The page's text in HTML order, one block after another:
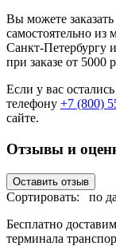
Вы можете
самостоятельно из
Санкт-Петербургу
при заказе от 5000
Если у вас
телефону +7 (800)
сайте.
Отзывы и
Оставить отзыв
Сортировать: по
Бесплатно
терминала